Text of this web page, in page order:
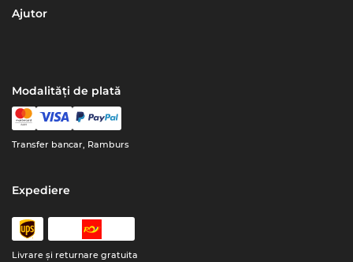
Ajutor
Modalități de plată
Transfer bancar, Ramburs
Expediere
Livrare şi returnare gratuita